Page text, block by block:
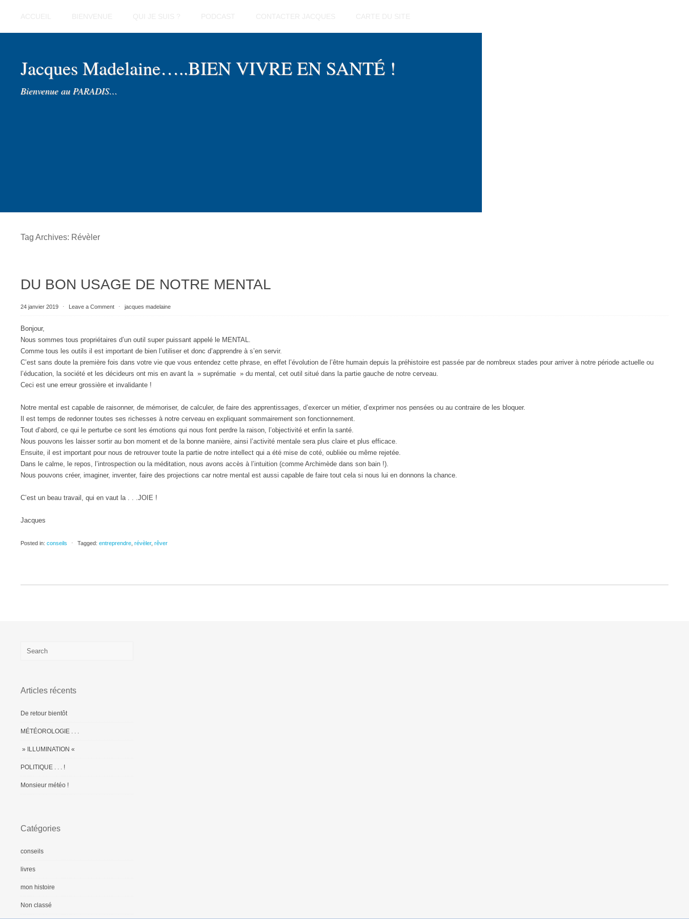
Jacques Madelaine…..BIEN VIVRE EN SANTÉ !
Bienvenue au PARADIS…
Tag Archives: Révèler
DU BON USAGE DE NOTRE MENTAL
24 janvier 2019 ⋅ Leave a Comment ⋅ jacques madelaine
Bonjour,
Nous sommes tous propriétaires d’un outil super puissant appelé le MENTAL.
Comme tous les outils il est important de bien l’utiliser et donc d’apprendre à s’en servir.
C’est sans doute la première fois dans votre vie que vous entendez cette phrase, en effet l’évolution de l’être humain depuis la préhistoire est passée par de nombreux stades pour arriver à notre période actuelle ou
l’éducation, la société et les décideurs ont mis en avant la » suprématie » du mental, cet outil situé dans la partie gauche de notre cerveau.
Ceci est une erreur grossière et invalidante !
Notre mental est capable de raisonner, de mémoriser, de calculer, de faire des apprentissages, d’exercer un métier, d’exprimer nos pensées ou au contraire de les bloquer.
Il est temps de redonner toutes ses richesses à notre cerveau en expliquant sommairement son fonctionnement.
Tout d’abord, ce qui le perturbe ce sont les émotions qui nous font perdre la raison, l’objectivité et enfin la santé.
Nous pouvons les laisser sortir au bon moment et de la bonne manière, ainsi l’activité mentale sera plus claire et plus efficace.
Ensuite, il est important pour nous de retrouver toute la partie de notre intellect qui a été mise de coté, oubliée ou même rejetée.
Dans le calme, le repos, l’introspection ou la méditation, nous avons accès à l’intuition (comme Archimède dans son bain !).
Nous pouvons créer, imaginer, inventer, faire des projections car notre mental est aussi capable de faire tout cela si nous lui en donnons la chance.
C’est un beau travail, qui en vaut la . . .JOIE !
Jacques
Posted in: conseils ⋅ Tagged: entreprendre révèler, rêver
Articles récents
De retour bientôt
MÉTÉOROLOGIE . . .
» ILLUMINATION «
POLITIQUE . . . !
Monsieur météo !
Catégories
conseils
livres
mon histoire
Non classé